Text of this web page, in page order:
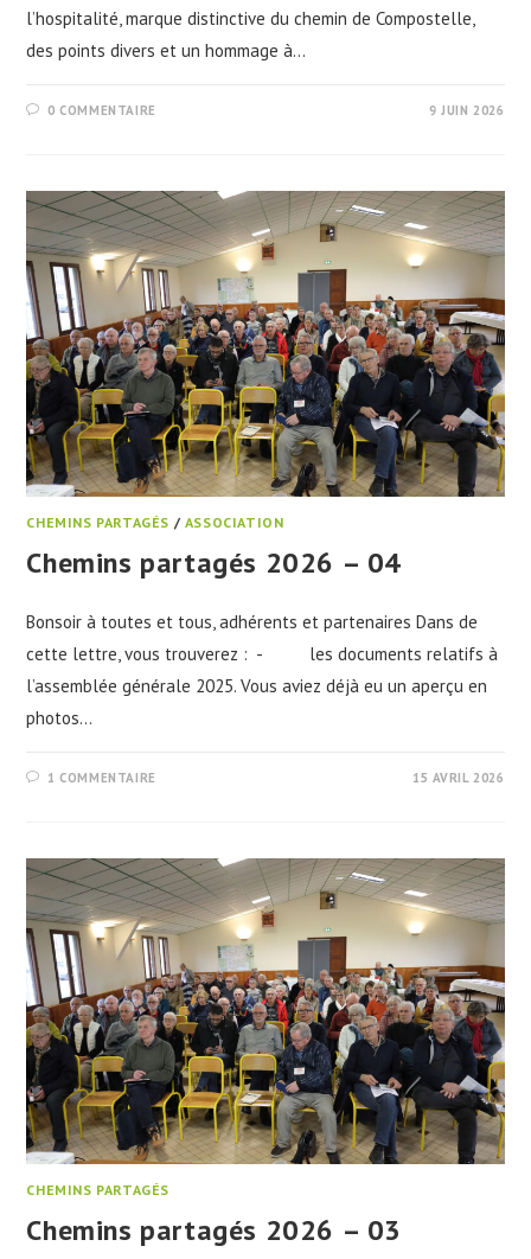
l’hospitalité, marque distinctive du chemin de Compostelle,
des points divers et un hommage à…
0 COMMENTAIRE 9 JUIN 2026
CHEMINS PARTAGÉS / ASSOCIATION
Chemins partagés 2026 – 04
Bonsoir à toutes et tous, adhérents et partenaires Dans de
cette lettre, vous trouverez : - les documents relatifs à
l’assemblée générale 2025. Vous aviez déjà eu un aperçu en
photos…
1 COMMENTAIRE 15 AVRIL 2026
CHEMINS PARTAGÉS
Chemins partagés 2026 – 03